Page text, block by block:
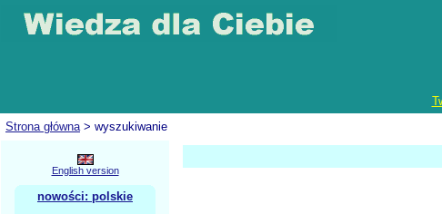
Strona główna> wyszukiwanie
English version
nowości: polskie